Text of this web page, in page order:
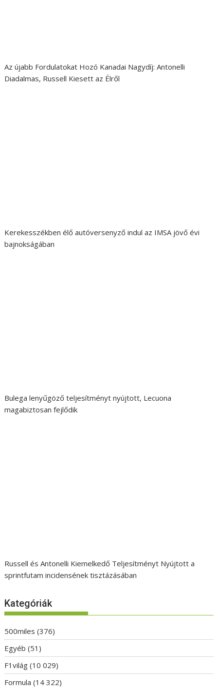
Az újabb Fordulatokat Hozó Kanadai Nagydíj: Antonelli
Diadalmas, Russell Kiesett az Élről
Kerekesszékben élő autóversenyző indul az IMSA jövő évi
bajnokságában
Bulega lenyűgöző teljesítményt nyújtott, Lecuona
magabiztosan fejlődik
Russell és Antonelli Kiemelkedő Teljesítményt Nyújtott a
sprintfutam incidensének tisztázásában
Kategóriák
500miles (376)
Egyéb (51)
F1világ (10 029)
Formula (14 322)